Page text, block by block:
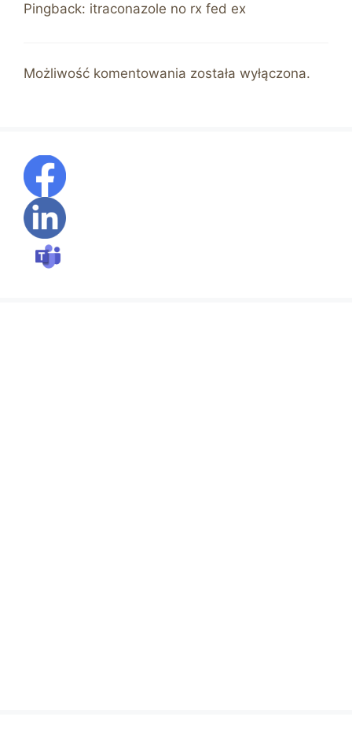
Pingback: itraconazole no rx fed ex
Możliwość komentowania została wyłączona.